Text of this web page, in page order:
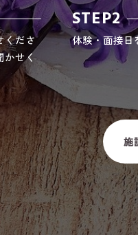
くださ
かせく
STEP2
体験・面接日
施